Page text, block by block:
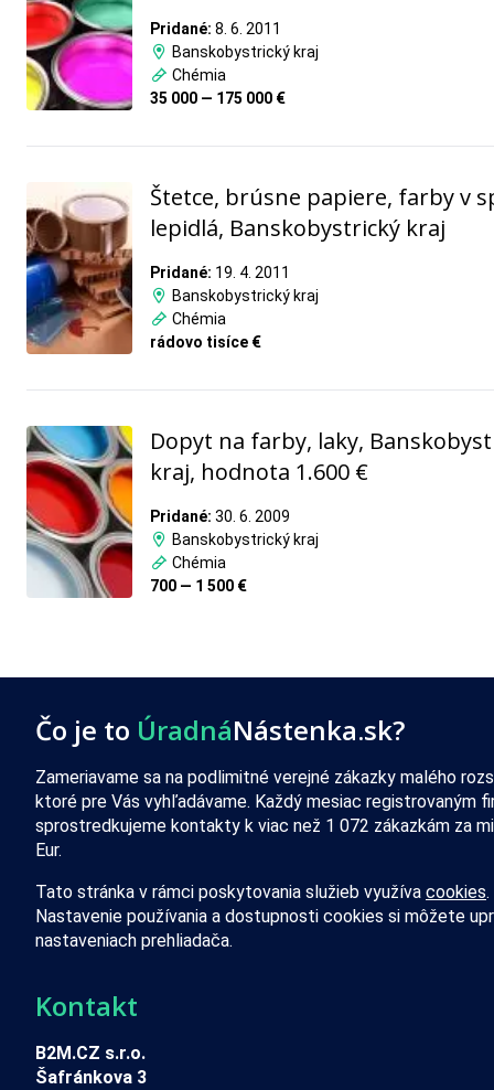
Pridané: 8. 6. 2011
Banskobystrický kraj
Chémia
35 000 — 175 000 €
Štetce, brúsne papiere, farby v
lepidlá, Banskobystrický kraj
Pridané: 19. 4. 2011
Banskobystrický kraj
Chémia
rádovo tisíce €
Dopyt na farby, laky,
kraj, hodnota 1.600 €
Pridané: 30. 6. 2009
Banskobystrický kraj
Chémia
700 — 1 500 €
Čo je to ÚradnáNástenka.sk?
Zameriavame sa na podlimitné verejné zákazky malého
ktoré pre Vás vyhľadávame. Každý mesiac registrovaným
sprostredkujeme kontakty k viac než 1 072 zákazkám za
Eur.
Tato stránka v rámci poskytovania služieb využíva cookies.
Nastavenie používania a dostupnosti cookies si môžete
nastaveniach prehliadača.
Kontakt
B2M.CZ s.r.o.
Šafránkova 3